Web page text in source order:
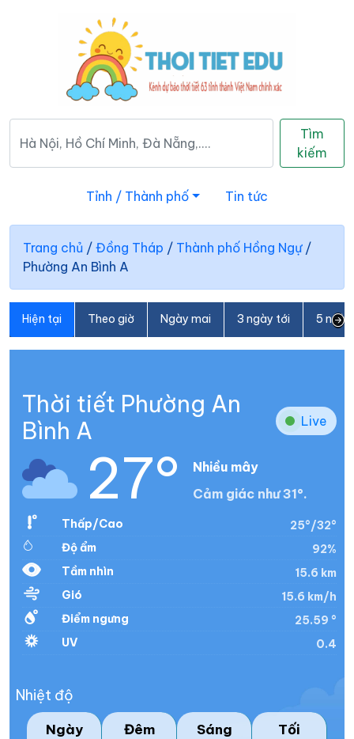
Tìm
kiếm
Tỉnh / Thành phố Tin tức
Trang chủ / Đồng Tháp / Thành phố Hồng Ngự/
Phường An Bình A
Hiện tại Theo giờ Ngày mai 3 ngày tới 5
Thời tiết Phường An
Bình A
Live
27°
Nhiều mây
Cảm giác như 31°.
Thấp/Cao
25°/32°
Độ ẩm
92%
Tầm nhìn
15.6 km
Gió
15.6 km/h
Điểm ngưng
25.59 °
UV
0.4
Nhiệt độ
Ngày Đêm Sáng Tối